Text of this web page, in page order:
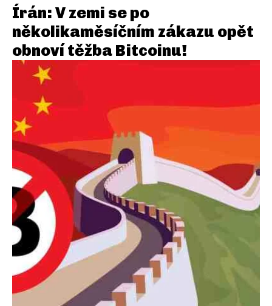
Írán: V zemi se po
několikaměsíčním zákazu opět
obnoví těžba Bitcoinu!